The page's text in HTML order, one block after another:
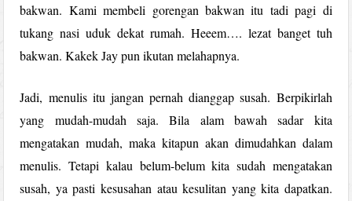
bakwan. Kami membeli gorengan bakwan itu tadi pagi di
tukang nasi uduk dekat rumah. Heeem…. lezat banget tuh
bakwan. Kakek Jay pun ikutan melahapnya.
Jadi, menulis itu jangan pernah dianggap susah. Berpikirlah
yang mudah-mudah saja. Bila alam bawah sadar kita
mengatakan mudah, maka kitapun akan dimudahkan dalam
menulis. Tetapi kalau belum-belum kita sudah mengatakan
susah, ya pasti kesusahan atau kesulitan yang kita dapatkan.